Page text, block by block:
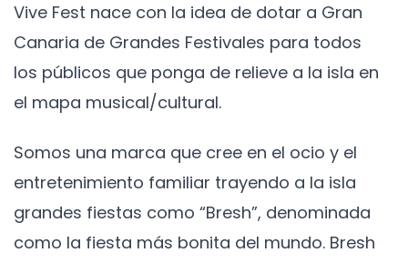
Vive Fest nace con la idea de dotar a Gran
Canaria de Grandes Festivales para todos
los públicos que ponga de relieve a la isla en
el mapa musical/cultural.
Somos una marca que cree en el ocio y el
entretenimiento familiar trayendo a la isla
grandes fiestas como “Bresh”, denominada
como la fiesta más bonita del mundo. Bresh